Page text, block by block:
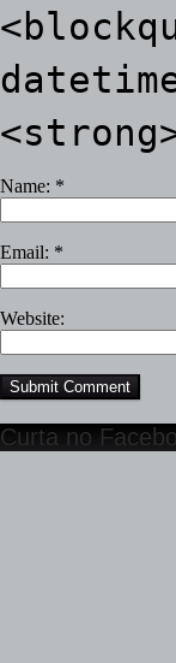
Name: *
Email: *
Website:
Curta no